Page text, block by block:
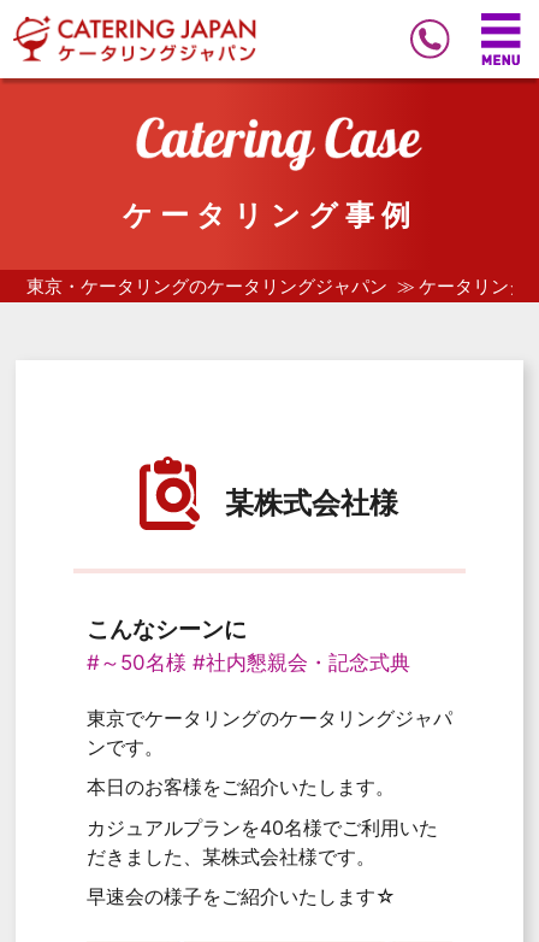
ケータリング事例
東京・ケータリングのケータリングジャパン ケータリング
某株式会社様
こんなシーンに
#～50名様 #社内懇親会・記念式典
東京でケータリングのケータリングジャパ
ンです。
本日のお客様をご紹介いたします。
カジュアルプランを40名様でご利用いた
だきました、某株式会社様です。
早速会の様子をご紹介いたします☆